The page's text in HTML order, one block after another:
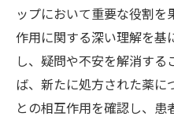
ップにおいて重要な役割を
作用に関する深い理解を基
し、疑問や不安を解消する
ば、新たに処方された薬に
との相互作用を確認し、